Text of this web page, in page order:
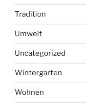
Tradition
Umwelt
Uncategorized
Wintergarten
Wohnen